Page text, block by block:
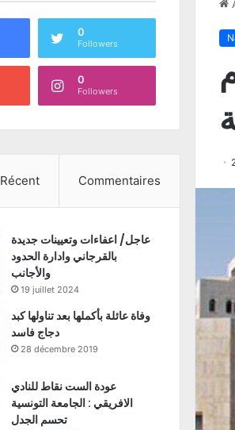
0
Followers
0
Followers
Récent Commentaires
عاجل/ اعفاءات وتعيينات جديدة
بالقرجاني وادارة الحدود
والأجانب
19 juillet 2024
وفاة عائلة بأكملها بعد تناولها كبد
دجاج فاسد
28 décembre 2019
عودة الست نقاط للنادي
الافريقي : الجامعة التونسية
تحسم الجدل